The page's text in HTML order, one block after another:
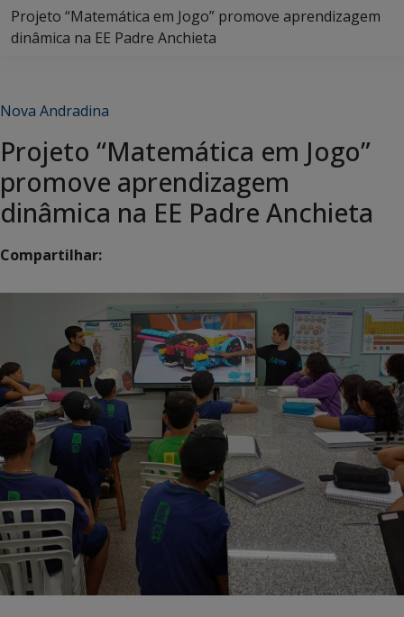
Projeto “Matemática em Jogo” promove aprendizagem
dinâmica na EE Padre Anchieta
Nova Andradina
Projeto “Matemática em Jogo”
promove aprendizagem
dinâmica na EE Padre Anchieta
Compartilhar: